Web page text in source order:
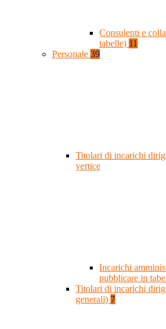
Consulenti e
tabelle) 11
Personale 39
Titolari di incarichi
vertice
Incarichi
pubblicare in
Titolari di incarichi
generali) 7